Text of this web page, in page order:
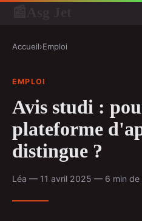
Accueil›Emploi
EMPLOI
Avis studi :
plateforme
distingue ?
Léa — 11 avril 2025 — 6 min de